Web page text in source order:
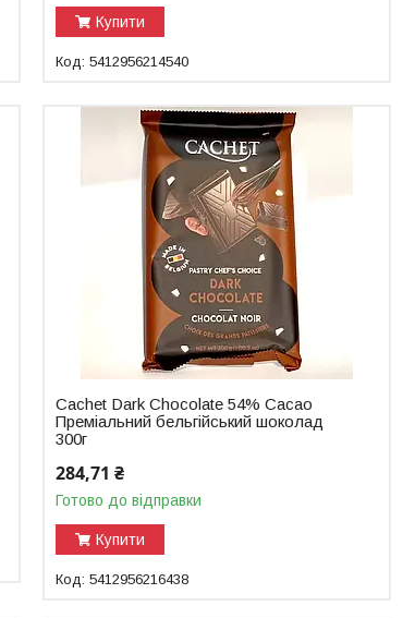
Купити
5412956214540
Cachet Dark Chocolate 54% Cacao
Преміальний бельгійський шоколад
300г
284,71 ₴
Готово до відправки
Купити
5412956216438